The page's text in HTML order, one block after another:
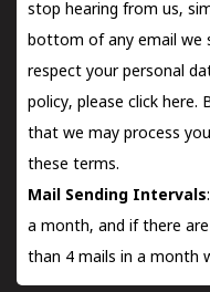
stop hearing from us,
bottom of any email we
respect your personal
policy, please click here.
that we may process
these terms.
Mail Sending Intervals
a month, and if there
than 4 mails in a month